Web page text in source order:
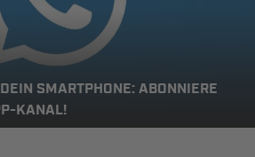
SMARTPHONE: ABONNIERE
KANAL!